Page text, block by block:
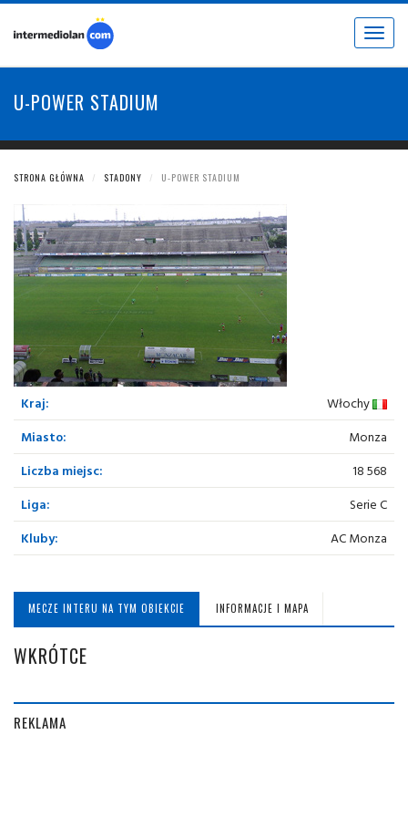
Toggle
U-POWER STADIUM
STRONA GŁÓWNA STADONY U-POWER STADIUM
Kraj:
Włochy
Miasto:
Monza
Liczba miejsc:
18 568
Liga:
Serie C
Kluby:
AC Monza
MECZE INTERU NA TYM OBIEKCIE INFORMACJE I MAPA
WKRÓTCE
REKLAMA